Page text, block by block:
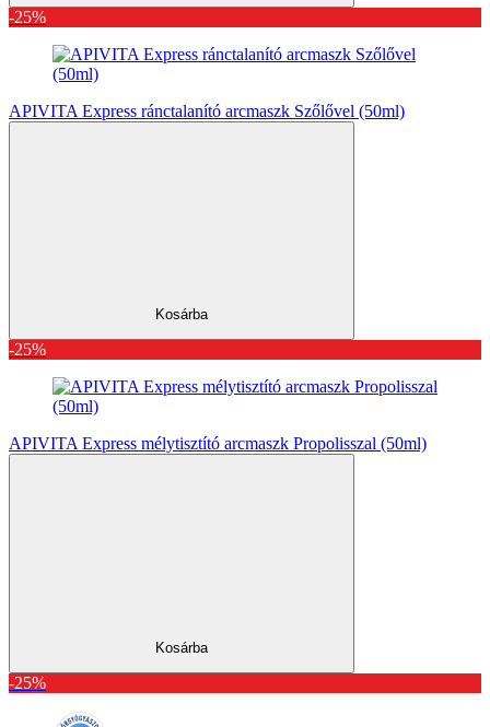
-25%
APIVITA Express ránctalanító arcmaszk Szőlővel (50ml)
Kosárba
-25%
APIVITA Express mélytisztító arcmaszk Propolisszal (50ml)
Kosárba
-25%